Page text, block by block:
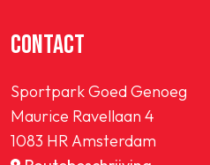
CONTACT
Sportpark Goed Genoeg
Maurice Ravellaan 4
1083 HR Amsterdam